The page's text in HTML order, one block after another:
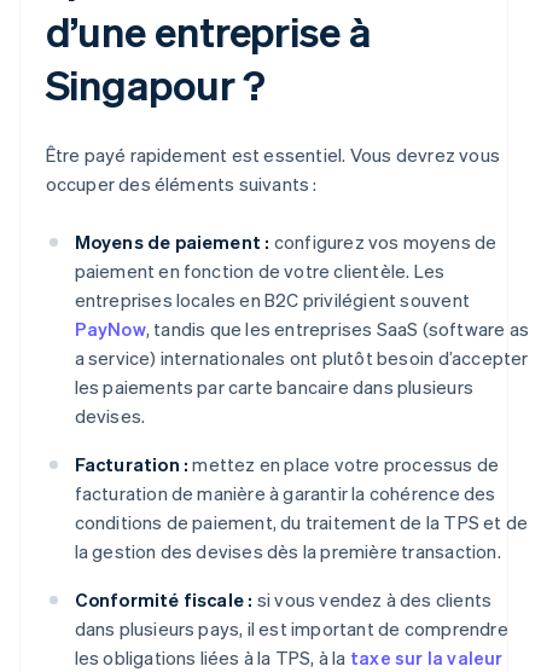
d’une entreprise à
Singapour ?
Être payé rapidement est essentiel. Vous devrez vous
occuper des éléments suivants :
Moyens de paiement : configurez vos moyens de
paiement en fonction de votre clientèle. Les
entreprises locales en B2C privilégient souvent
PayNow, tandis que les entreprises SaaS (software as
a service) internationales ont plutôt besoin d’accepter
les paiements par carte bancaire dans plusieurs
devises.
Facturation : mettez en place votre processus de
facturation de manière à garantir la cohérence des
conditions de paiement, du traitement de la TPS et de
la gestion des devises dès la première transaction.
Conformité fiscale : si vous vendez à des clients
dans plusieurs pays, il est important de comprendre
les obligations liées à la TPS, à la taxe sur la valeur